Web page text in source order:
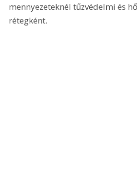
mennyezeteknél tűzvédelmi és
rétegként.